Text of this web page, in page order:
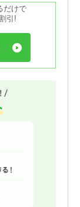
だけで
引!